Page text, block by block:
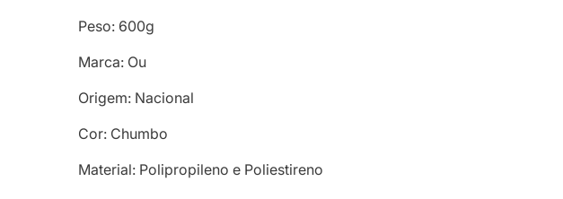
Peso: 600g
Marca: Ou
Origem: Nacional
Cor: Chumbo
Material: Polipropileno e Poliestireno